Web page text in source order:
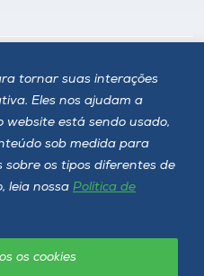
tornar suas interações
Eles nos ajudam a
website está sendo usado,
sob medida para
sobre os tipos diferentes de
leia nossa Política de
os cookies